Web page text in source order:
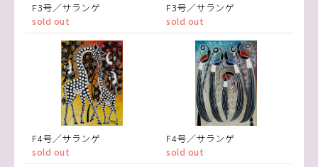
F3号／サランゲ
sold out
F3号／サランゲ
sold out
F4号／サランゲ
sold out
F4号／サランゲ
sold out